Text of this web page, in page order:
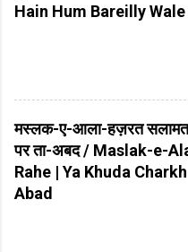
Hain Hum Bareilly
मस्लक-ए-आला-हज़रत सलामत
पर ता-अबद / Maslak-e-
Rahe | Ya Khuda
Abad